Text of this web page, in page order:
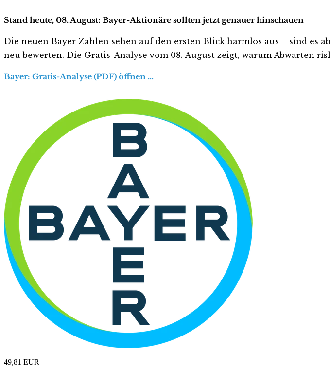
Stand heute, 08. August: Bayer-Aktionäre sollten jetzt genauer hinschauen
Die neuen Bayer-Zahlen sehen auf den ersten Blick harmlos aus – sind
neu bewerten. Die Gratis-Analyse vom 08. August zeigt, warum Abwarten
Bayer: Gratis-Analyse (PDF) öffnen …
49,81 EUR